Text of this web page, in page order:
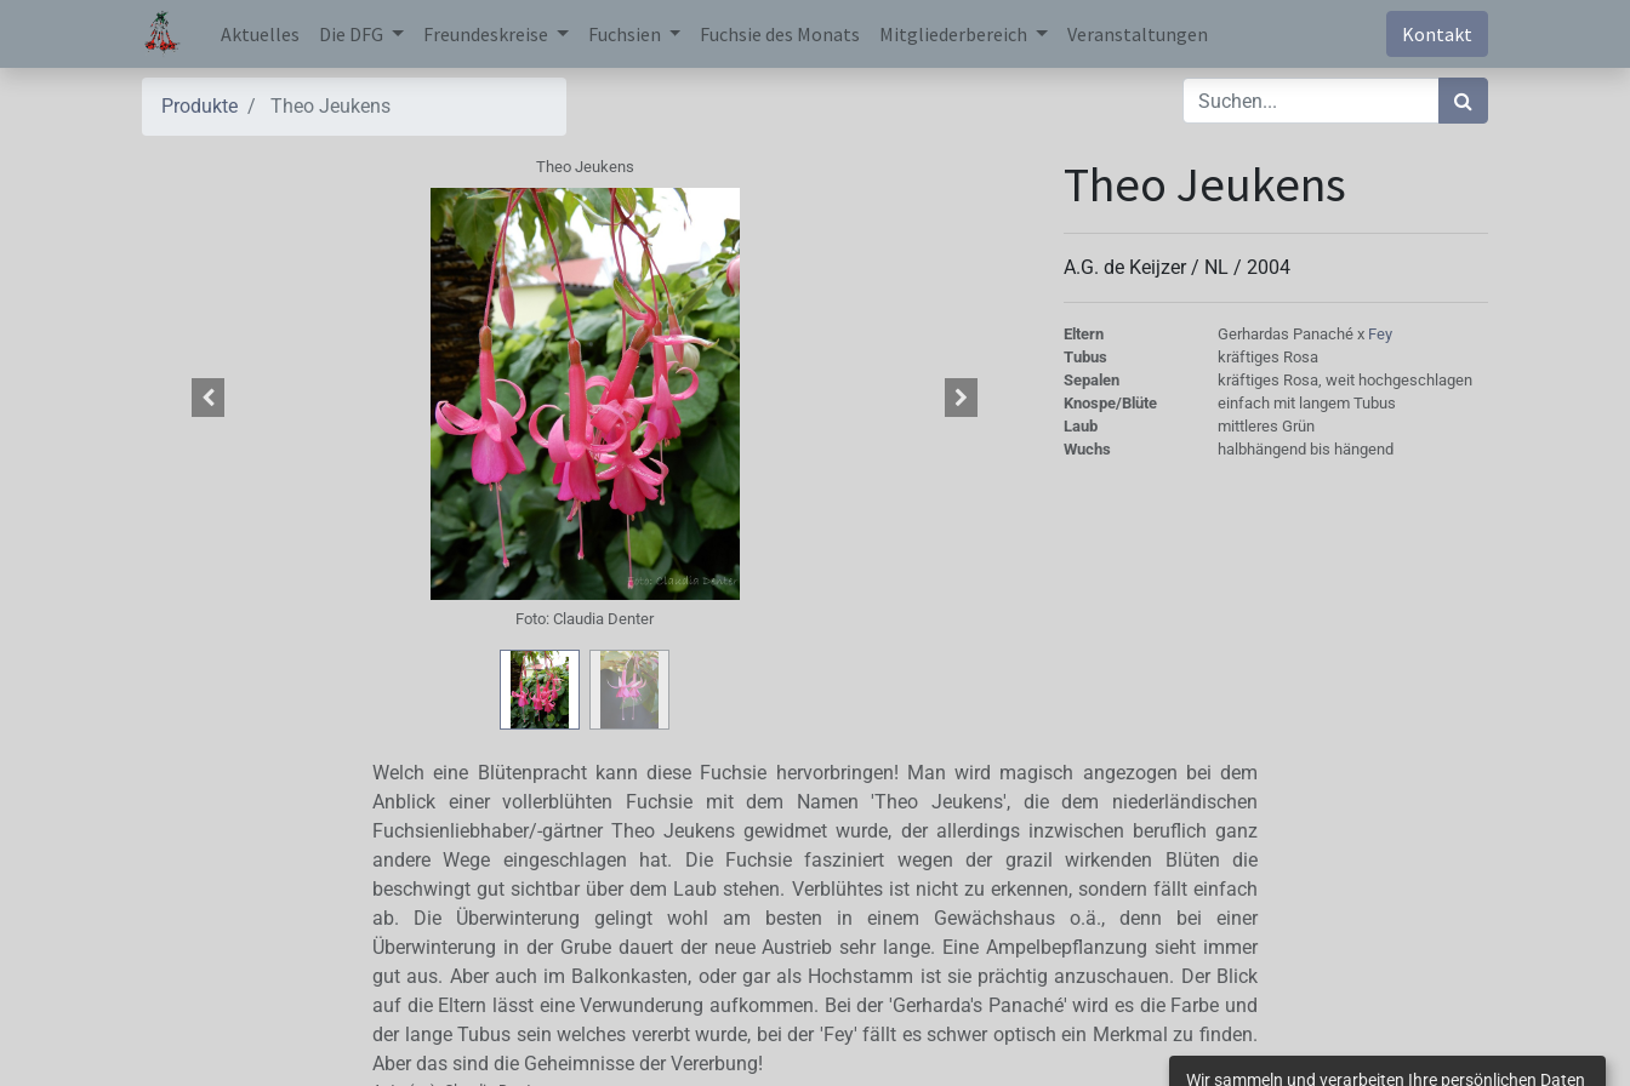
Aktuelles Die DFG Freundeskreise Fuchsien Fuchsie des Monats Mitgliederbereich Veranstaltungen Kontakt
Produkte Theo Jeukens
Theo Jeukens
Foto: Claudia Denter
Theo Jeukens
A.G. de Keijzer / NL / 2004
Eltern Gerhardas Panaché x Fey
Tubus
kräftiges Rosa
Sepalen
kräftiges Rosa, weit hochgeschlagen
Knospe/Blüte
einfach mit langem Tubus
Laub
mittleres Grün
Wuchs
halbhängend bis hängend
Welch eine Blütenpracht kann diese Fuchsie hervorbringen! Man wird magisch angezogen bei dem
Anblick einer vollerblühten Fuchsie mit dem Namen 'Theo Jeukens', die dem niederländischen
Fuchsienliebhaber/-gärtner Theo Jeukens gewidmet wurde, der allerdings inzwischen beruflich ganz
andere Wege eingeschlagen hat. Die Fuchsie fasziniert wegen der grazil wirkenden Blüten die
beschwingt gut sichtbar über dem Laub stehen. Verblühtes ist nicht zu erkennen, sondern fällt einfach
ab. Die Überwinterung gelingt wohl am besten in einem Gewächshaus o.ä., denn bei einer
Überwinterung in der Grube dauert der neue Austrieb sehr lange. Eine Ampelbepflanzung sieht immer
gut aus. Aber auch im Balkonkasten, oder gar als Hochstamm ist sie prächtig anzuschauen. Der Blick
auf die Eltern lässt eine Verwunderung aufkommen. Bei der 'Gerharda's Panaché' wird es die Farbe und
der lange Tubus sein welches vererbt wurde, bei der 'Fey' fällt es schwer optisch ein Merkmal zu finden.
Aber das sind die Geheimnisse der Vererbung!
Wir sammeln und verarbeiten Ihre persönlichen Daten